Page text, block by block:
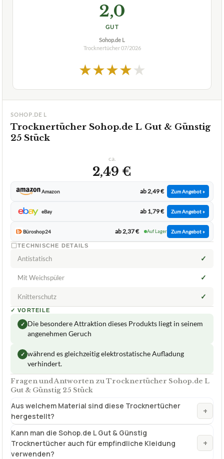
2,0
GUT
Sohop.de L
Trocknertücher07/2026
★★★★★
SOHOP.DE L
Trocknertücher Sohop.de L Gut & Günstig
25 Stück
ca.
2,49 €
Amazon ab 2,49 € Zum Angebot »
eBay ab 1,79 € Zum Angebot »
Büroshop24 ab 2,37 € Auf Lager Zum Angebot »
TECHNISCHE DETAILS
Antistatisch ✓
Mit Weichspüler ✓
Knitterschutz ✓
✓ VORTEILE
✓ Die besondere Attraktion dieses Produkts liegt in seinem
angenehmen Geruch
✓ während es gleichzeitig elektrostatische Aufladung
verhindert.
Fragen und Antworten zu Trocknertücher Sohop.de L
Gut & Günstig 25 Stück
Aus welchem Material sind diese Trocknertücher
hergestellt?
+
Kann man die Sohop.de L Gut & Günstig
Trocknertücher auch für empfindliche Kleidung
verwenden?
+